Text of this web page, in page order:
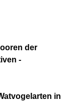
der
-
in